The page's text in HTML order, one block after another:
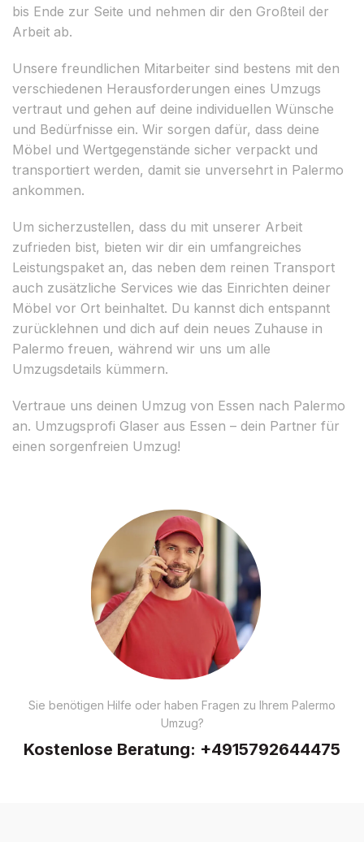
bis Ende zur Seite und nehmen dir den Großteil der
Arbeit ab.
Unsere freundlichen Mitarbeiter sind bestens mit den
verschiedenen Herausforderungen eines Umzugs
vertraut und gehen auf deine individuellen Wünsche
und Bedürfnisse ein. Wir sorgen dafür, dass deine
Möbel und Wertgegenstände sicher verpackt und
transportiert werden, damit sie unversehrt in Palermo
ankommen.
Um sicherzustellen, dass du mit unserer Arbeit
zufrieden bist, bieten wir dir ein umfangreiches
Leistungspaket an, das neben dem reinen Transport
auch zusätzliche Services wie das Einrichten deiner
Möbel vor Ort beinhaltet. Du kannst dich entspannt
zurücklehnen und dich auf dein neues Zuhause in
Palermo freuen, während wir uns um alle
Umzugsdetails kümmern.
Vertraue uns deinen Umzug von Essen nach Palermo
an. Umzugsprofi Glaser aus Essen – dein Partner für
einen sorgenfreien Umzug!
Sie benötigen Hilfe oder haben Fragen zu Ihrem Palermo
Umzug?
Kostenlose Beratung: +4915792644475